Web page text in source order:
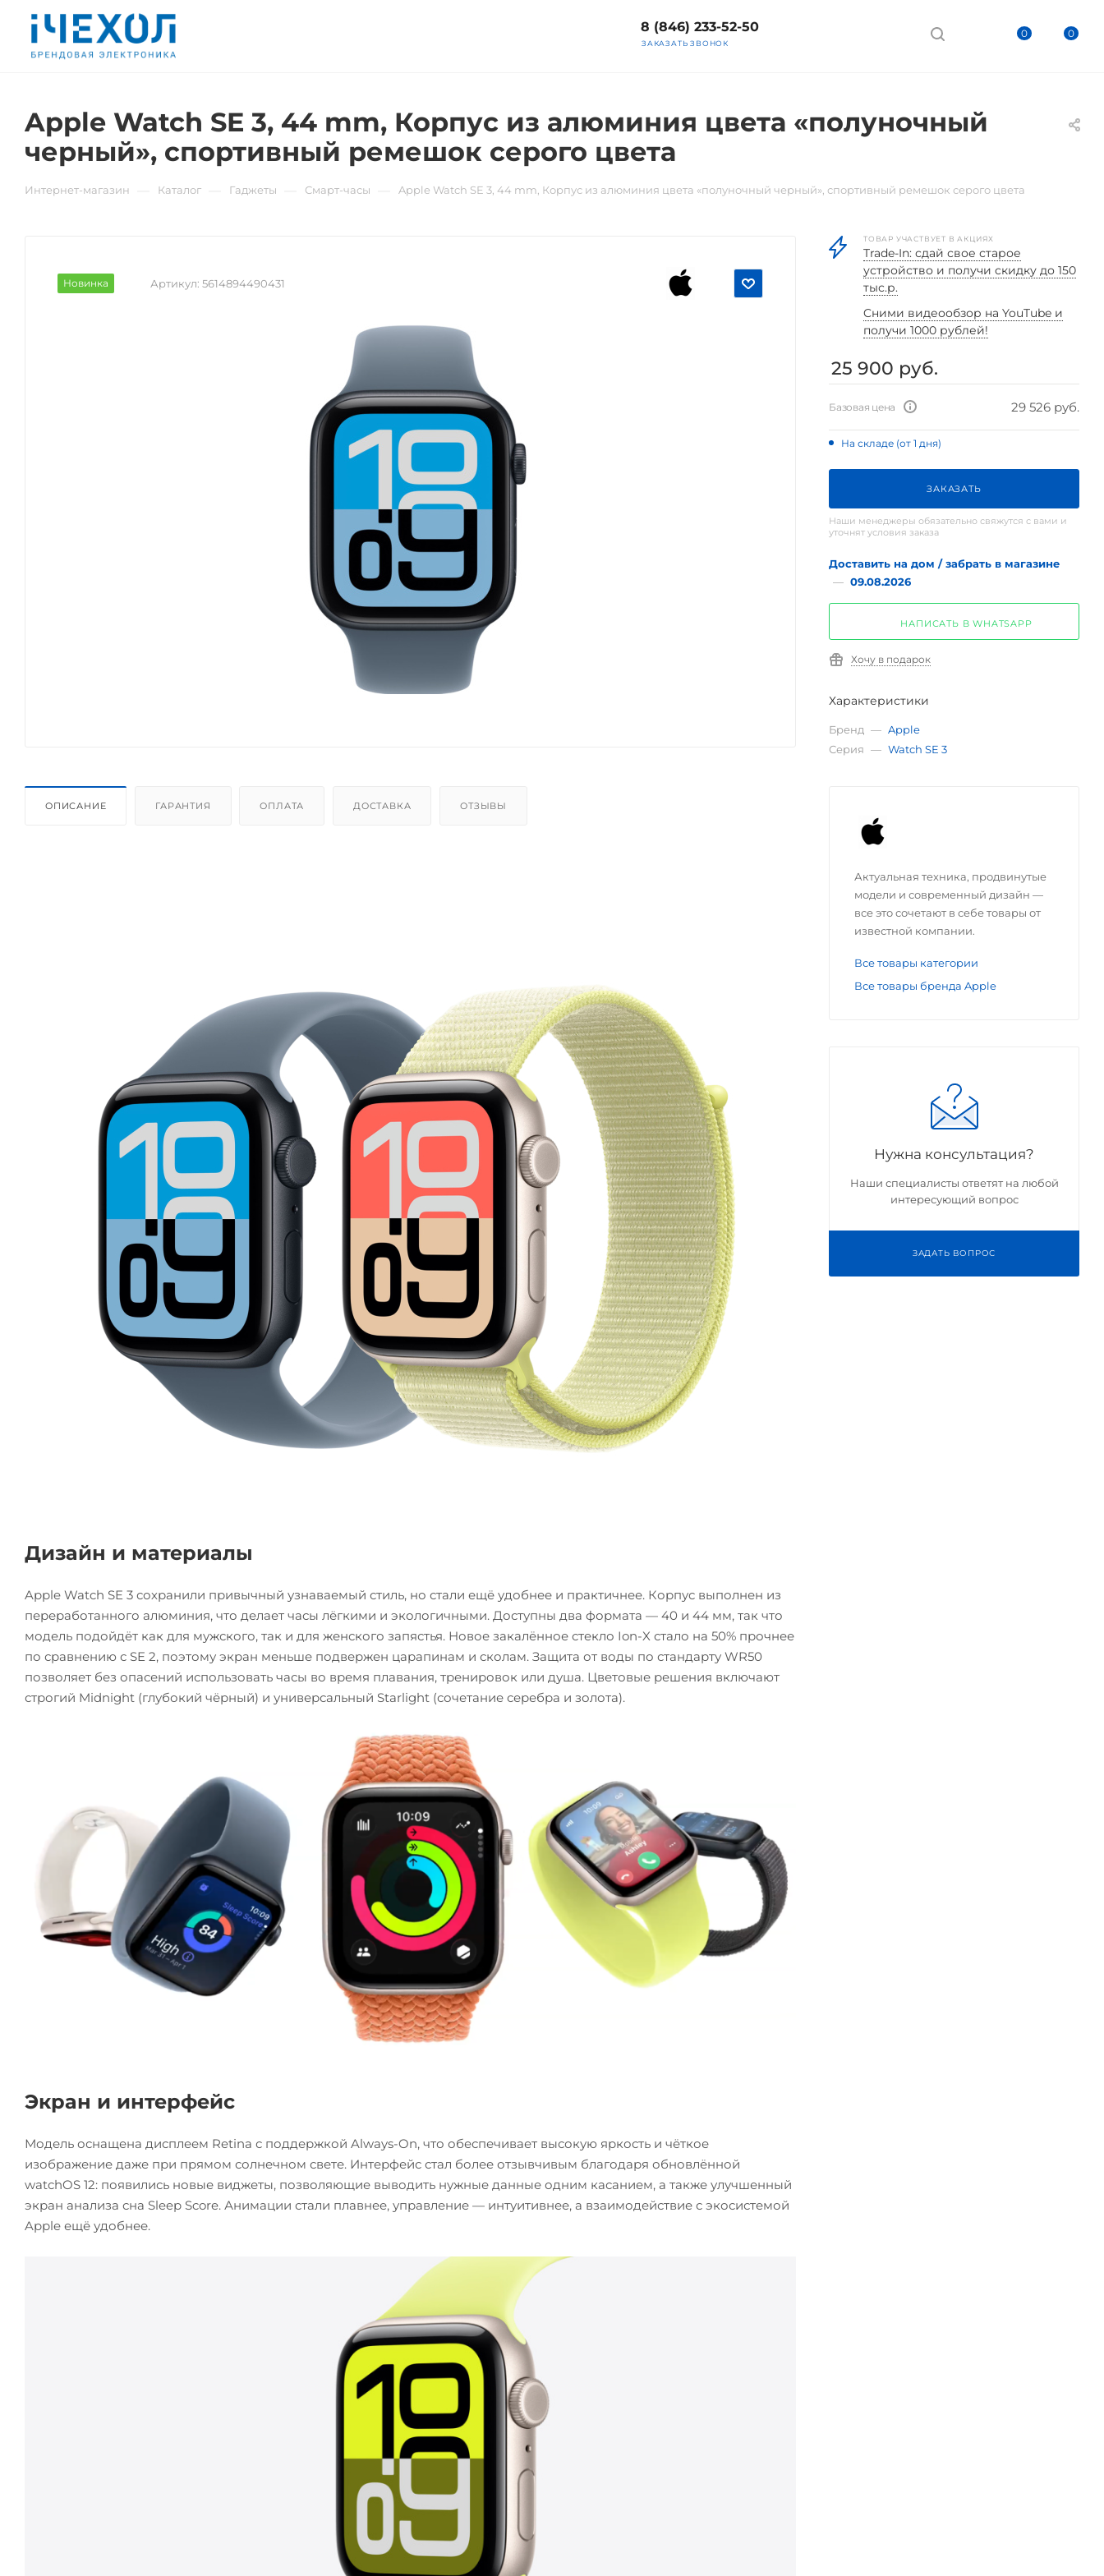
0 0
8 (846) 233-52-50
ЗАКАЗАТЬ ЗВОНОК
Apple Watch SE 3, 44 mm, Корпус из алюминия цвета «полуночный
черный», спортивный ремешок серого цвета
Интернет-магазин Каталог Гаджеты Смарт-часы Apple Watch SE 3, 44 mm, Корпус из алюминия цвета «полуночный черный», спортивный ремешок серого цвета
Новинка Артикул: 5614894490431
ОПИСАНИЕ ГАРАНТИЯ ОПЛАТА ДОСТАВКА ОТЗЫВЫ
Дизайн и материалы
Apple Watch SE 3 сохранили привычный узнаваемый стиль, но стали ещё удобнее и практичнее. Корпус выполнен из
переработанного алюминия, что делает часы лёгкими и экологичными. Доступны два формата — 40 и 44 мм, так что
модель подойдёт как для мужского, так и для женского запястья. Новое закалённое стекло Ion-X стало на 50% прочнее
по сравнению с SE 2, поэтому экран меньше подвержен царапинам и сколам. Защита от воды по стандарту WR50
позволяет без опасений использовать часы во время плавания, тренировок или душа. Цветовые решения включают
строгий Midnight (глубокий чёрный) и универсальный Starlight (сочетание серебра и золота).
Экран и интерфейс
Модель оснащена дисплеем Retina с поддержкой Always-On, что обеспечивает высокую яркость и чёткое
изображение даже при прямом солнечном свете. Интерфейс стал более отзывчивым благодаря обновлённой
watchOS 12: появились новые виджеты, позволяющие выводить нужные данные одним касанием, а также улучшенный
экран анализа сна Sleep Score. Анимации стали плавнее, управление — интуитивнее, а взаимодействие с экосистемой
Apple ещё удобнее.
ТОВАР УЧАСТВУЕТ В АКЦИЯХ
Trade-In: сдай свое старое
устройство и получи скидку до 150
тыс.р.
Cними видеообзор на YouTube и
получи 1000 рублей!
25 900 руб.
Базовая цена 29 526 руб.
На складе (от 1 дня)
ЗАКАЗАТЬ
Наши менеджеры обязательно свяжутся с вами и
уточнят условия заказа
Доставить на дом / забрать в магазине
— 09.08.2026
НАПИСАТЬ В WHATSAPP
Хочу в подарок
Характеристики
Бренд — Apple
Серия — Watch SE 3
Актуальная техника, продвинутые
модели и современный дизайн —
все это сочетают в себе товары от
известной компании.
Все товары категории
Все товары бренда Apple
Нужна консультация?
Наши специалисты ответят на любой
интересующий вопрос
ЗАДАТЬ ВОПРОС